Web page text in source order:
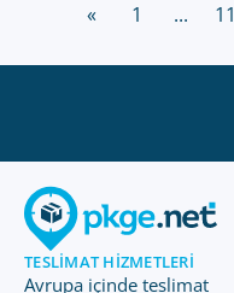
« 1 ... 11
TESLIMAT HIZMETLERI
Avrupa içinde teslimat